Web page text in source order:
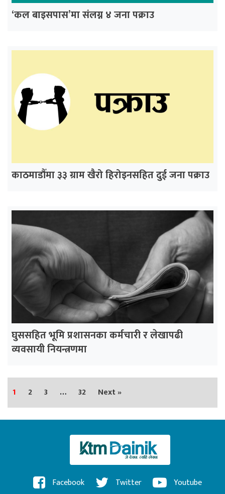
‘कल बाइसपास’मा संलग्न ४ जना पक्राउ
काठमाडौँमा ३३ ग्राम खैरो हिरोइनसहित दुई जना पक्राउ
घुससहित भूमि प्रशासनका कर्मचारी र लेखापढी
व्यवसायी नियन्त्रणमा
1 2 3 … 32 Next »
Facebook Twitter Youtube